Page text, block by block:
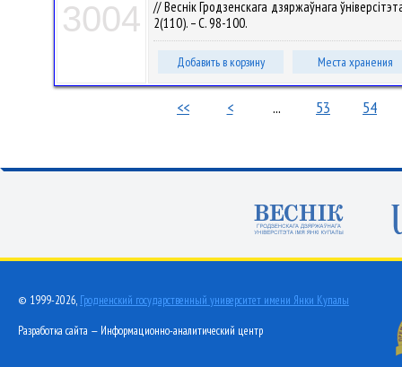
3004
// Веснік Гродзенскага дзяржаўнага
2(110). – С. 98-100.
Добавить в корзину Места хранения
<< < ... 53 54
© 1999-2026, Гродненский государственный университет имени Янки Купалы
Разработка сайта — Информационно-аналитический центр